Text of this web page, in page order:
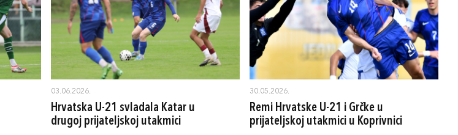
03.06.2026.
Hrvatska U-21 svladala Katar u
drugoj prijateljskoj utakmici
30.05.2026.
Remi Hrvatske U-21 i Grčke u
prijateljskoj utakmici u Koprivnici